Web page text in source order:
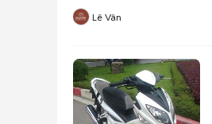
Lê Vân